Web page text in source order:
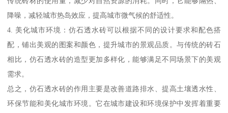
降噪，减轻城市热岛效应，提高城市微气候的舒适性。
4. 美化城市环境：仿石透水砖可以根据不同的设计要求和配色搭
配，铺出美观的图案和颜色，提升城市的景观品质。与传统的砖石
相比，仿石透水砖的造型更加多样化，能够满足不同场景下的美观
需求。
总之，仿石透水砖的作用主要是改善道路排水、提高土壤透水性、
环保节能和美化城市环境。它在城市建设和环境保护中发挥着重要